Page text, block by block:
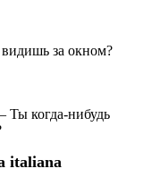
за окном?
Ты когда-нибудь
italiana